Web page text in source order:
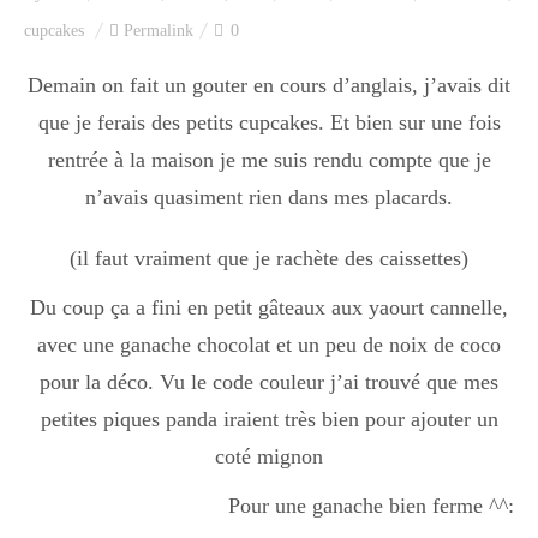
Catégories
Entrée
plats
Dessert
cupcakes Permalink 0
Demain on fait un gouter en cours d’anglais, j’avais dit
que je ferais des petits cupcakes. Et bien sur une fois
rentrée à la maison je me suis rendu compte que je
n’avais quasiment rien dans mes placards.
(il faut vraiment que je rachète des caissettes)
Du coup ça a fini en petit gâteaux aux yaourt cannelle,
avec une ganache chocolat et un peu de noix de coco
pour la déco. Vu le code couleur j’ai trouvé que mes
petites piques panda iraient très bien pour ajouter un
coté mignon
Pour une ganache bien ferme ^^: